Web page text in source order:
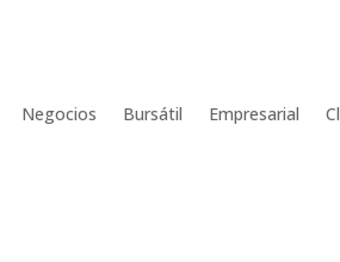
Negocios Bursátil Empresarial